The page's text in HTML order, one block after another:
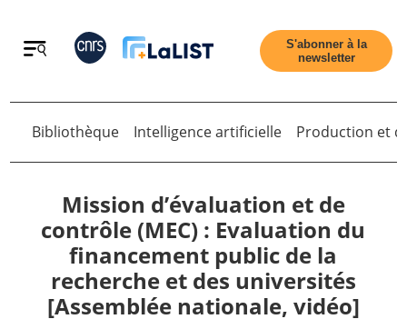
Retour
Tous les articles
S'abonner à la
newsletter
Retour
Bibliothèque Intelligence artificielle Production et
Mission d’évaluation et de
contrôle (MEC) : Evaluation du
financement public de la
recherche et des universités
[Assemblée nationale, vidéo]